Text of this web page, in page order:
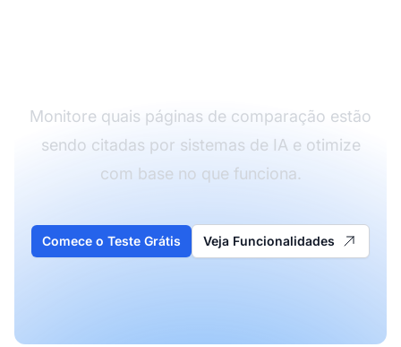
Monitore quais páginas de comparação estão
sendo citadas por sistemas de IA e otimize
com base no que funciona.
Comece o Teste Grátis Veja Funcionalidades